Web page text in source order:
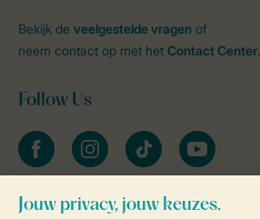
Bekijk de veelgestelde vragen of
neem contact op met het Contact Center.
Follow Us
facebookinstagramtiktok youtube
Blijf op de hoogte